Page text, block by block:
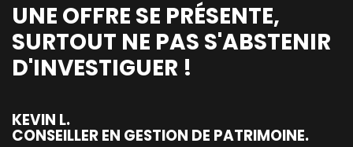
UNE OFFRE SE PRÉSENTE,
SURTOUT NE PAS S'ABSTENIR
D'INVESTIGUER !
KEVIN L.
CONSEILLER EN GESTION DE PATRIMOINE.